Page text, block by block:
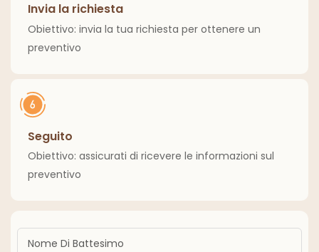
Invia la richiesta
Obiettivo: invia la tua richiesta per ottenere un
preventivo
Seguito
Obiettivo: assicurati di ricevere le informazioni sul
preventivo
Nome Di Battesimo